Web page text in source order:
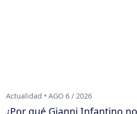
Actualidad • AGO 6 / 2026
¿Por qué Gianni Infantino